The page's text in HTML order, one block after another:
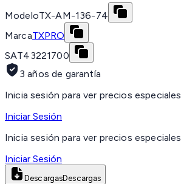
ModeloTX-AM-136-74
MarcaTXPRO
SAT43221700
3 años de garantía
Inicia sesión para ver precios especiales
Iniciar Sesión
Inicia sesión para ver precios especiales
Iniciar Sesión
DescargasDescargas